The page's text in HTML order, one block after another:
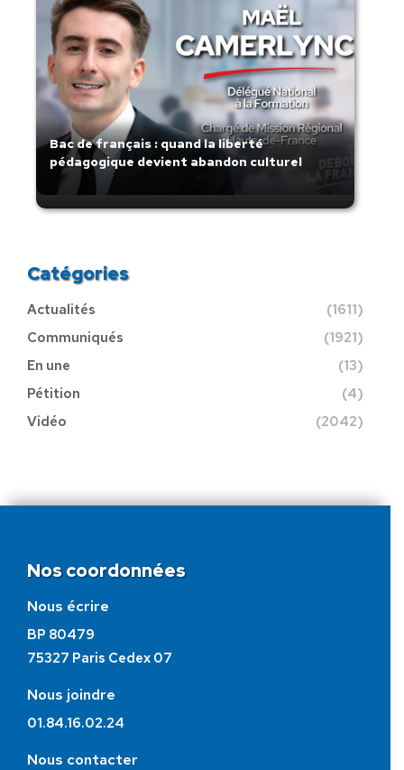
Bac de français : quand la liberté
pédagogique devient abandon culturel
Catégories
Actualités
(1611)
Communiqués
(1921)
En une
(13)
Pétition
(4)
Vidéo
(2042)
Nos coordonnées
Nous écrire
BP 80479
75327 Paris Cedex 07
Nous joindre
01.84.16.02.24
Nous contacter